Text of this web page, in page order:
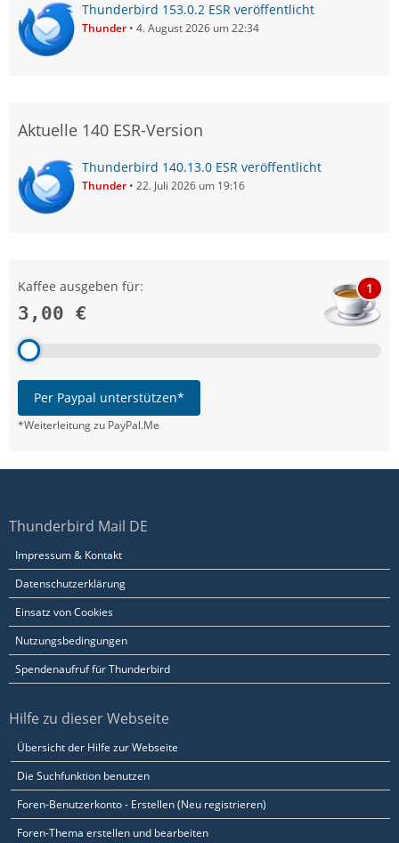
Thunderbird 153.0.2 ESR veröffentlicht
Thunder 4. August 2026 um 22:34
Aktuelle 140 ESR-Version
Thunderbird 140.13.0 ESR veröffentlicht
Thunder 22. Juli 2026 um 19:16
Kaffee ausgeben für:
3,00 €
1
Per Paypal unterstützen*
*Weiterleitung zu PayPal.Me
Thunderbird Mail DE
Impressum & Kontakt
Datenschutzerklärung
Einsatz von Cookies
Nutzungsbedingungen
Spendenaufruf für Thunderbird
Hilfe zu dieser Webseite
Übersicht der Hilfe zur Webseite
Die Suchfunktion benutzen
Foren-Benutzerkonto - Erstellen (Neu registrieren)
Foren-Thema erstellen und bearbeiten